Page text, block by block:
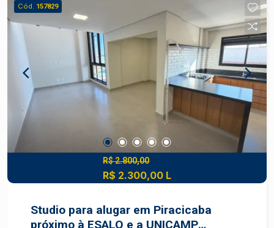
Cód. 157829
R$ 2.800,00
R$ 2.300,00 L
Studio para alugar em Piracicaba
próximo à ESALQ e a UNICAMP